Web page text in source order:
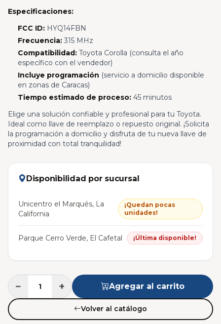
Especificaciones:
FCC ID:HYQ14FBN
Frecuencia:315 MHz
Compatibilidad:Toyota Corolla (consulta el año
específico con el vendedor)
Incluye programación (servicio a domicilio disponible
en zonas de Caracas)
Tiempo estimado de proceso:45 minutos
Elige una solución confiable y profesional para tu Toyota.
Ideal como llave de reemplazo o repuesto original. ¡Solicita
la programación a domicilio y disfruta de tu nueva llave de
proximidad con total tranquilidad!
Disponibilidad por sucursal
Unicentro el Marqués, La
California
¡Quedan pocas
unidades!
Parque Cerro Verde, El Cafetal ¡Última disponible!
− + Agregar al carrito
Volver al catálogo